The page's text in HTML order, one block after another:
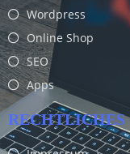
Wordpress
Online Shop
SEO
Apps
RECHTLICHES